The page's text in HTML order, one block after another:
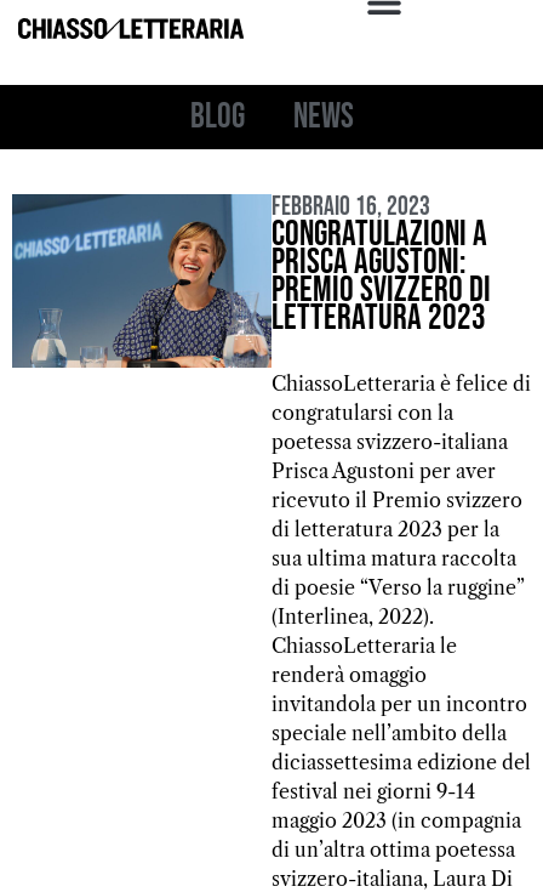
Blog News
Febbraio 16, 2023
Congratulazioni a
Prisca Agustoni:
premio svizzero di
letteratura 2023
ChiassoLetteraria è felice di
congratularsi con la
poetessa svizzero-italiana
Prisca Agustoni per aver
ricevuto il Premio svizzero
di letteratura 2023 per la
sua ultima matura raccolta
di poesie “Verso la ruggine”
(Interlinea, 2022).
ChiassoLetteraria le
renderà omaggio
invitandola per un incontro
speciale nell’ambito della
diciassettesima edizione del
festival nei giorni 9-14
maggio 2023 (in compagnia
di un’altra ottima poetessa
svizzero-italiana, Laura Di